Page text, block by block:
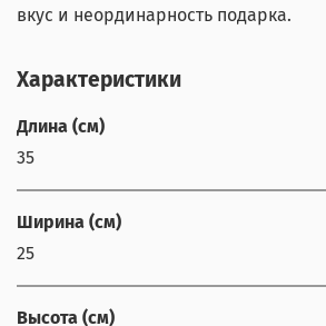
вкус и неординарность подарка.
Характеристики
Длина (см)
35
Ширина (см)
25
Высота (см)